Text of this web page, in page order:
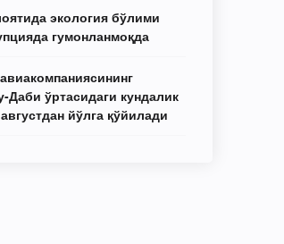
экология бўлими
гумонланмоқда
Даби ўртасидаги кундалик
йўлга қўйилади